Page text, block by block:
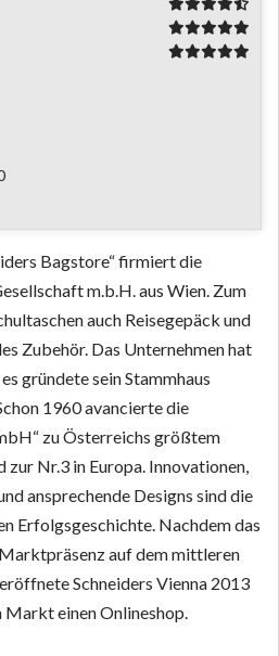
Bagstore“ firmiert die
m.b.H. aus Wien. Zum
auch Reisegepäck und
Zubehör. Das Unternehmen hat
gründete sein Stammhaus
1960 avancierte die
zu Österreichs größtem
Nr.3 in Europa. Innovationen,
ansprechende Designs sind die
Erfolgsgeschichte. Nachdem das
auf dem mittleren
Schneiders Vienna 2013
einen Onlineshop.